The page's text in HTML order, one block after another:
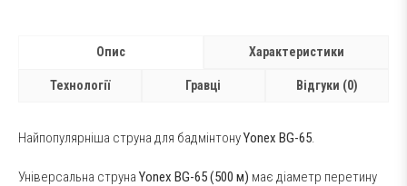
Опис Характеристики
Технології Гравці Відгуки (0)
Найпопулярніша струна для бадмінтонуYonex BG-65.
Універсальна струна Yonex BG-65 (500 м) має діаметр перетину